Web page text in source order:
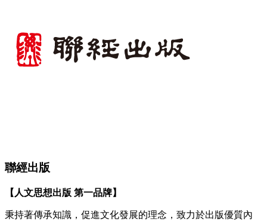
聯經出版
【人文思想出版 第一品牌】
秉持著傳承知識，促進文化發展的理念，致力於出版優質內